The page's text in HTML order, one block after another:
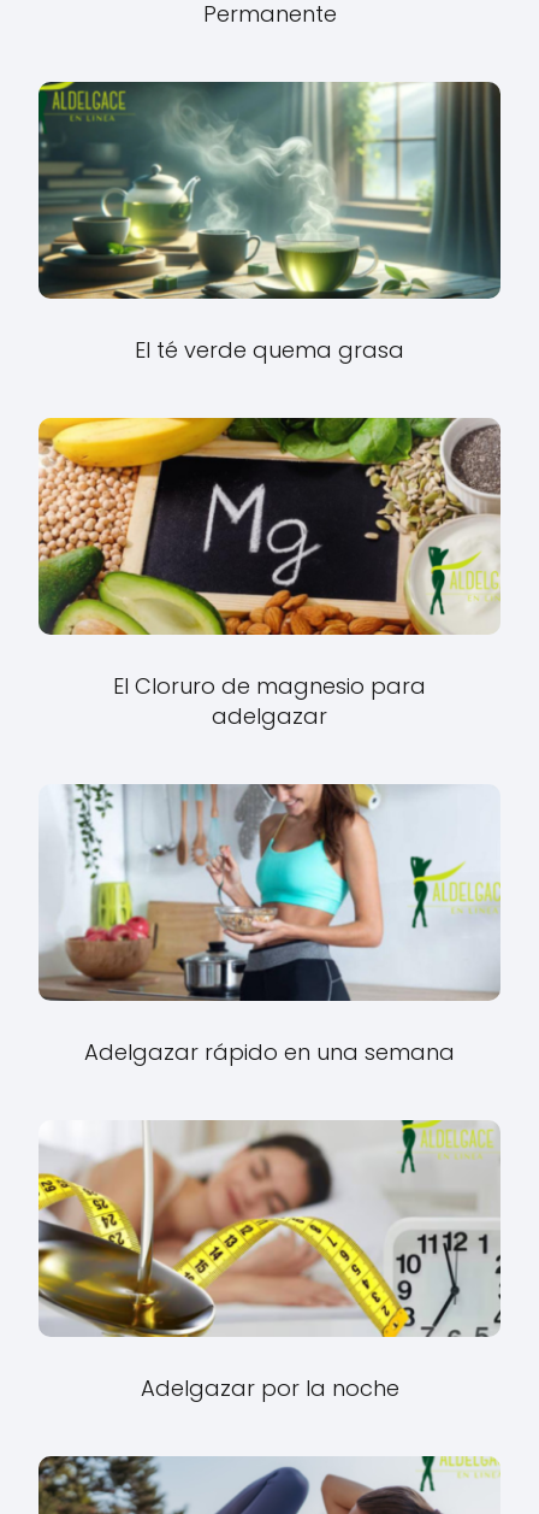
Permanente
El té verde quema grasa
El Cloruro de magnesio para
adelgazar
Adelgazar rápido en una semana
Adelgazar por la noche